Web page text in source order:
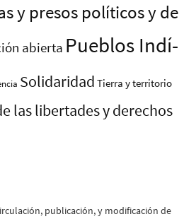
y presos polí­ticos y de
abierta Pueblos Indí­
Solidaridad Tierra y territorio
las libertades y derechos
publicación, y modificación de